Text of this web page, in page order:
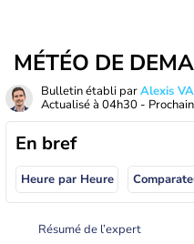
MÉTÉO DE
Bulletin établi parAlexis
Actualisé à 04h30 -
En bref
Heure par Heure
Résumé de l’expert